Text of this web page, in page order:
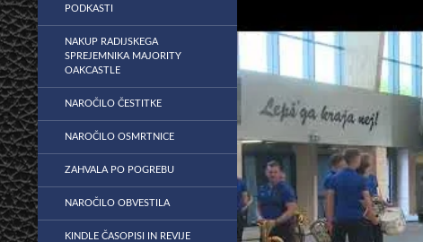
PODKASTI
NAKUP RADIJSKEGA
SPREJEMNIKA MAJORITY
OAKCASTLE
NAROČILO ČESTITKE
NAROČILO OSMRTNICE
ZAHVALA PO POGREBU
NAROČILO OBVESTILA
KINDLE ČASOPISI IN REVIJE